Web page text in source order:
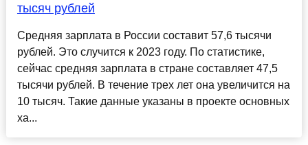
тысяч рублей
Средняя зарплата в России составит 57,6 тысячи
рублей. Это случится к 2023 году. По статистике,
сейчас средняя зарплата в стране составляет 47,5
тысячи рублей. В течение трех лет она увеличится на
10 тысяч. Такие данные указаны в проекте основных
ха...